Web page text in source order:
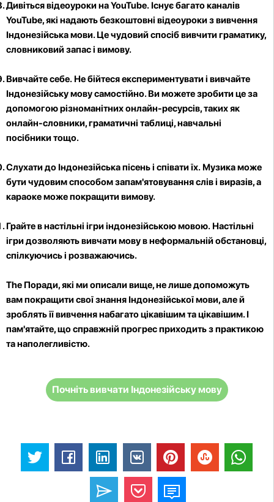
Дивіться відеоуроки на YouTube. Існує багато каналів
YouTube, які надають безкоштовні відеоуроки з вивчення
Індонезійська мови. Це чудовий спосіб вивчити граматику,
словниковий запас і вимову.
Вивчайте себе. Не бійтеся експериментувати і вивчайте
Індонезійську мову самостійно. Ви можете зробити це за
допомогою різноманітних онлайн-ресурсів, таких як
онлайн-словники, граматичні таблиці, навчальні
посібники тощо.
Слухати до Індонезійська пісень і співати їх. Музика може
бути чудовим способом запам'ятовування слів і виразів, а
караоке може покращити вимову.
Грайте в настільні ігри індонезійською мовою. Настільні
ігри дозволяють вивчати мову в неформальній обстановці,
спілкуючись і розважаючись.
The Поради, які ми описали вище, не лише допоможуть
вам покращити свої знання Індонезійської мови, але й
зроблять її вивчення набагато цікавішим та цікавішим. І
пам'ятайте, що справжній прогрес приходить з практикою
та наполегливістю.
Почніть вивчати Індонезійську мову